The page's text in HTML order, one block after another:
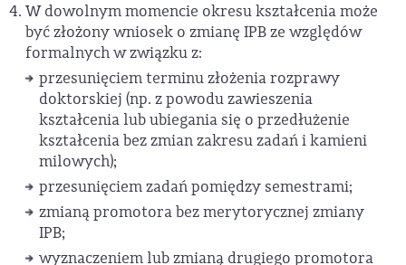
W dowolnym momencie okresu kształcenia może
być złożony wniosek o zmianę IPB ze względów
formalnych w związku z:
przesunięciem terminu złożenia rozprawy
doktorskiej (np. z powodu zawieszenia
kształcenia lub ubiegania się o przedłużenie
kształcenia bez zmian zakresu zadań i kamieni
milowych);
przesunięciem zadań pomiędzy semestrami;
zmianą promotora bez merytorycznej zmiany
IPB;
wyznaczeniem lub zmianą drugiego promotora